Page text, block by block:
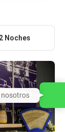
2 Noches